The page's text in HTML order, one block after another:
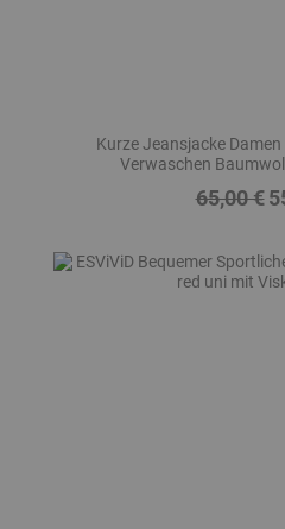
Kurze Jeansjacke
Verwaschen
Regulärer
65,00 €